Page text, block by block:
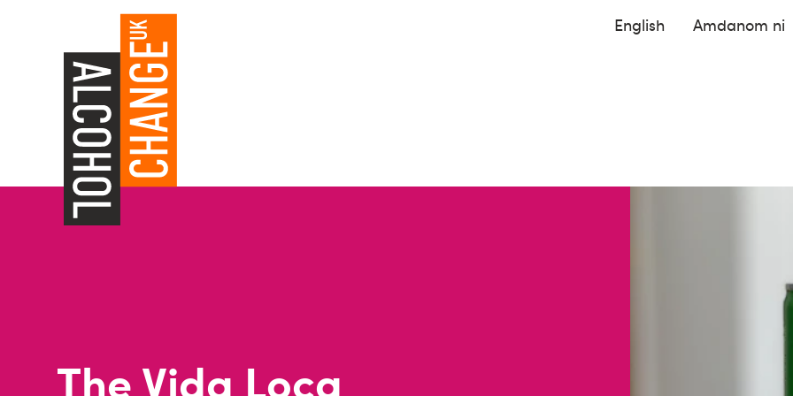
English Amdanom ni
The Vida Loca